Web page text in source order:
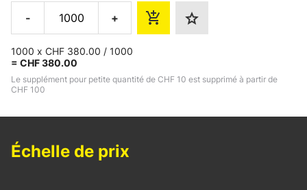
- +
1000 x CHF 380.00 / 1000
= CHF 380.00
Le supplément pour petite quantité de CHF 10 est supprimé à partir de
CHF 100
Échelle de prix